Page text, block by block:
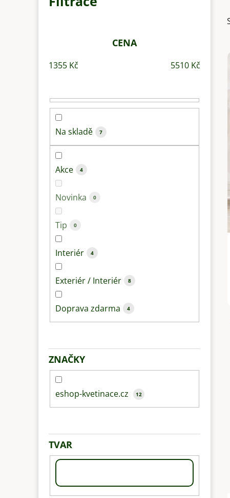
CENA
1355 Kč 5510 Kč
Na skladě 7
Akce 4
Novinka 0
Tip 0
Interiér 4
Exteriér / Interiér 8
Doprava zdarma 4
ZNAČKY
eshop-kvetinace.cz 12
TVAR